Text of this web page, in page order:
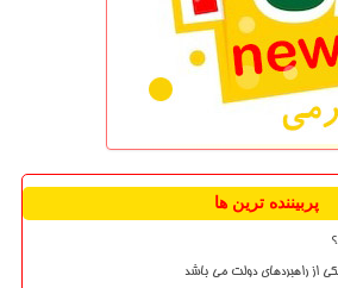
پربیننده ترین ها
از راهبردهای دولت می باشد